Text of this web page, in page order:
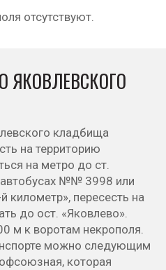
отсутствуют.
ЯКОВЛЕВСКОГО
кладбища
на территорию
на метро до ст.
автобусах №№ 3998 или
километр», пересесть на
до ост. «Яковлево».
м к воротам некрополя.
можно следующим
которая